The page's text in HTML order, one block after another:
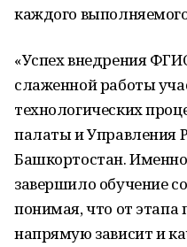
каждого
«Успех внедрения
слаженной работы
технологических
палаты и Управления
Башкортостан.
завершило обучение
понимая, что от этапа
напрямую зависит и